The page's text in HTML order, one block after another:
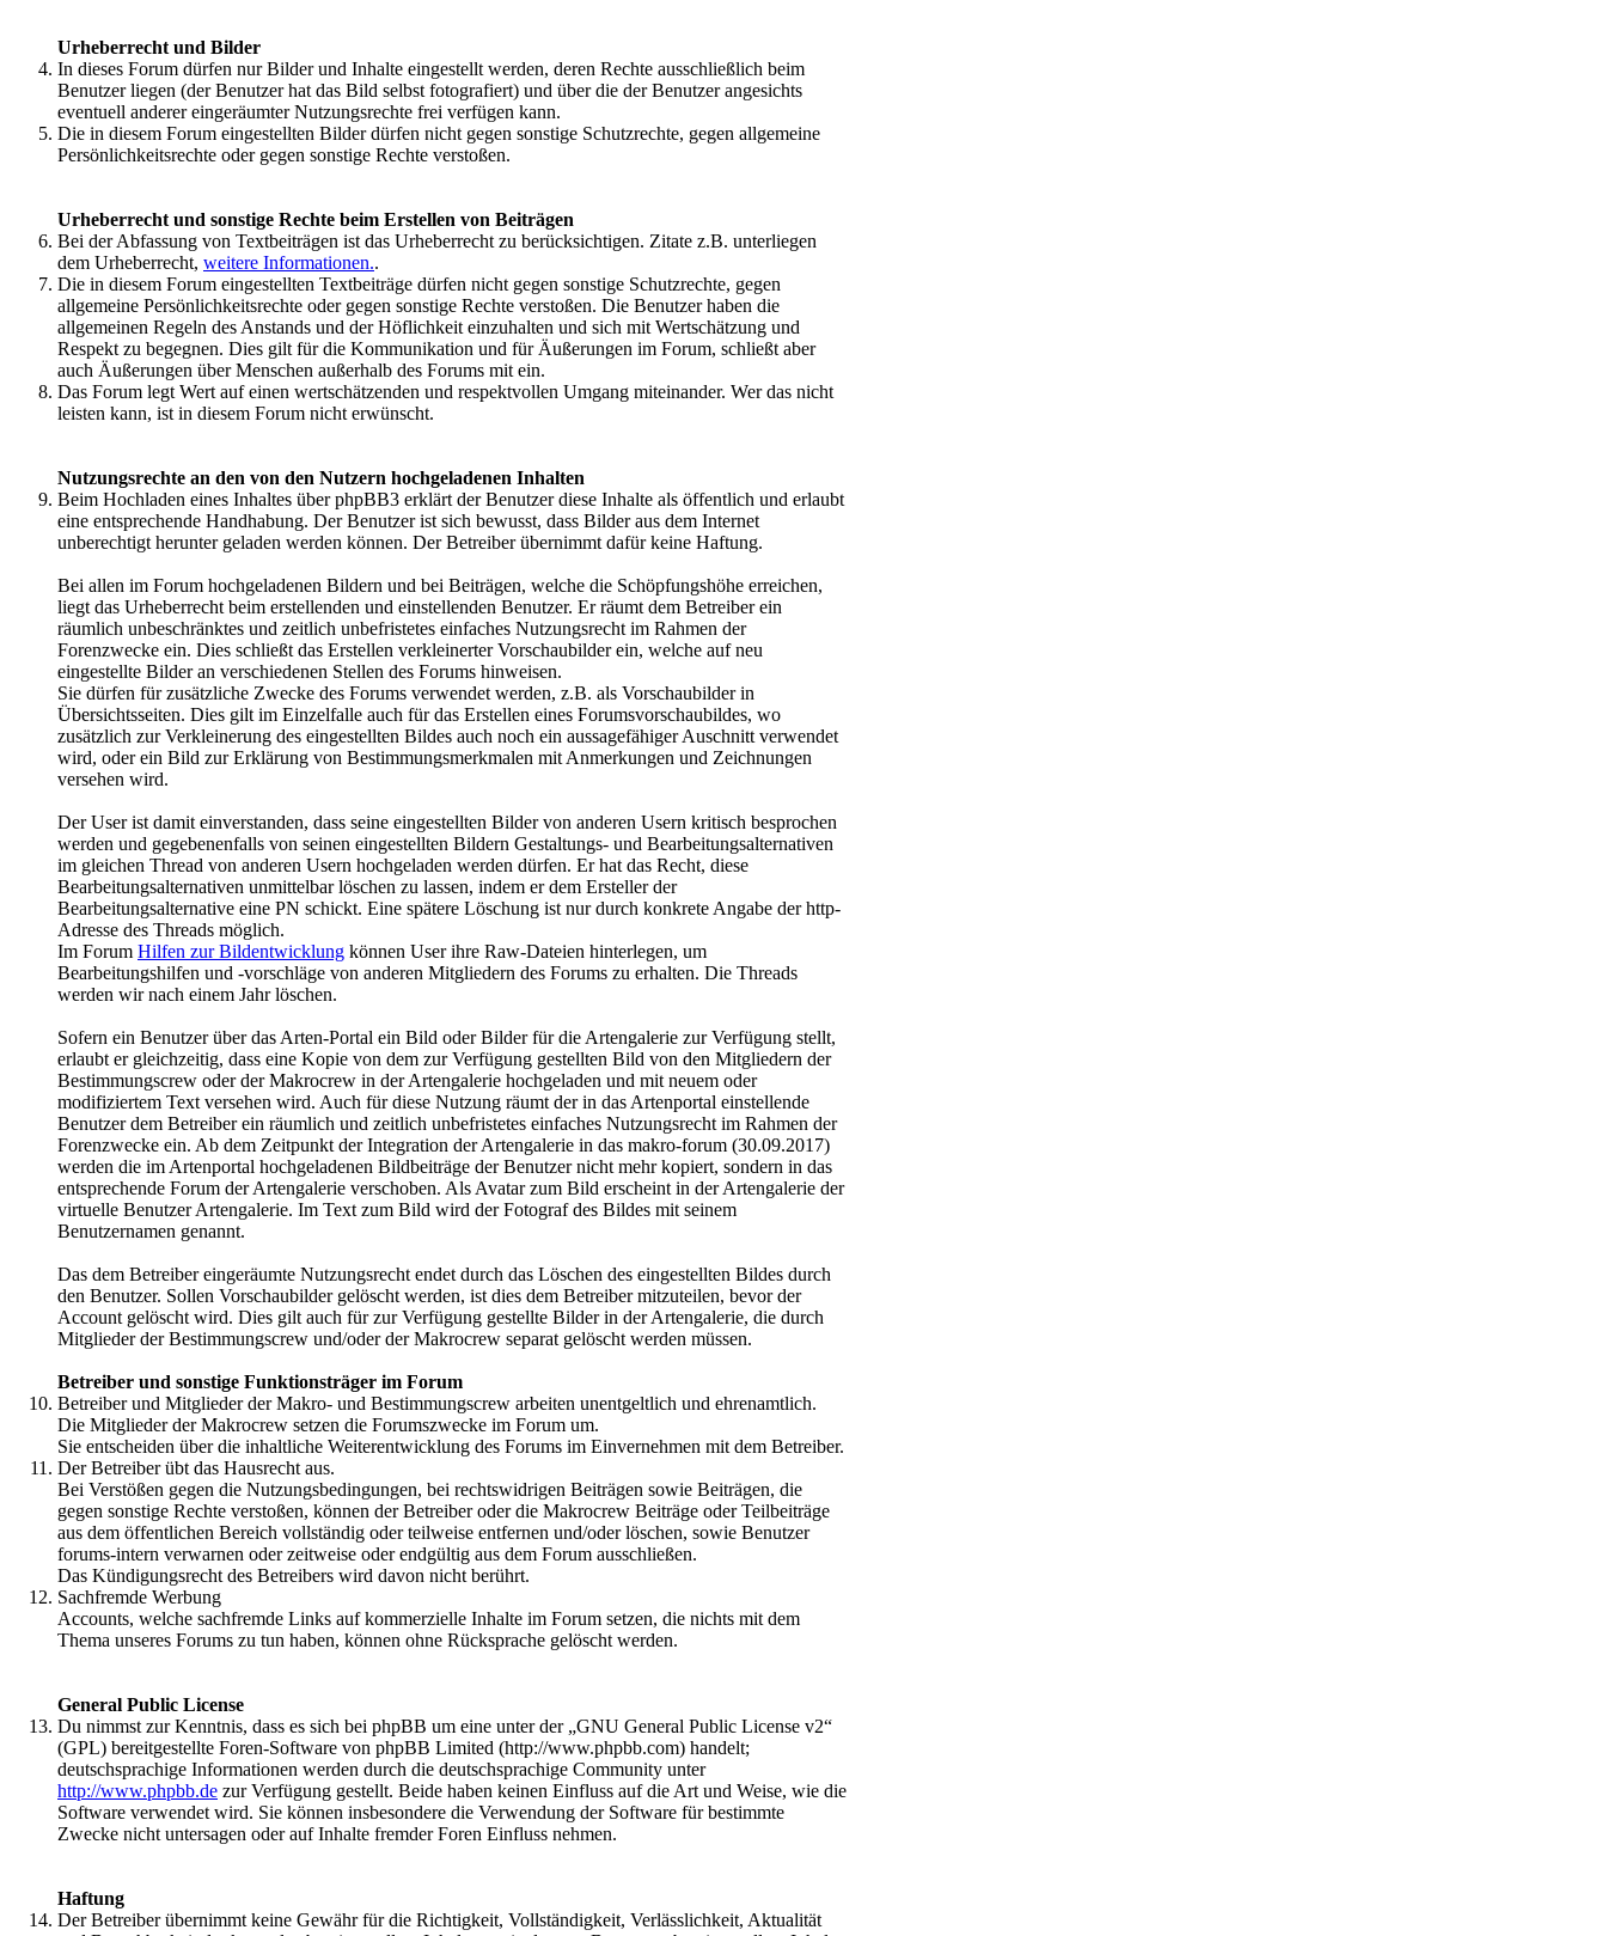
Urheberrecht und Bilder
In dieses Forum dürfen nur Bilder und Inhalte eingestellt werden, deren Rechte ausschließlich beim
Benutzer liegen (der Benutzer hat das Bild selbst fotografiert) und über die der Benutzer angesichts
eventuell anderer eingeräumter Nutzungsrechte frei verfügen kann.
Die in diesem Forum eingestellten Bilder dürfen nicht gegen sonstige Schutzrechte, gegen allgemeine
Persönlichkeitsrechte oder gegen sonstige Rechte verstoßen.
Urheberrecht und sonstige Rechte beim Erstellen von Beiträgen
Bei der Abfassung von Textbeiträgen ist das Urheberrecht zu berücksichtigen. Zitate z.B. unterliegen
dem Urheberrecht, weitere Informationen..
Die in diesem Forum eingestellten Textbeiträge dürfen nicht gegen sonstige Schutzrechte, gegen
allgemeine Persönlichkeitsrechte oder gegen sonstige Rechte verstoßen. Die Benutzer haben die
allgemeinen Regeln des Anstands und der Höflichkeit einzuhalten und sich mit Wertschätzung und
Respekt zu begegnen. Dies gilt für die Kommunikation und für Äußerungen im Forum, schließt aber
auch Äußerungen über Menschen außerhalb des Forums mit ein.
Das Forum legt Wert auf einen wertschätzenden und respektvollen Umgang miteinander. Wer das nicht
leisten kann, ist in diesem Forum nicht erwünscht.
Nutzungsrechte an den von den Nutzern hochgeladenen Inhalten
Beim Hochladen eines Inhaltes über phpBB3 erklärt der Benutzer diese Inhalte als öffentlich und erlaubt
eine entsprechende Handhabung. Der Benutzer ist sich bewusst, dass Bilder aus dem Internet
unberechtigt herunter geladen werden können. Der Betreiber übernimmt dafür keine Haftung.
Bei allen im Forum hochgeladenen Bildern und bei Beiträgen, welche die Schöpfungshöhe erreichen,
liegt das Urheberrecht beim erstellenden und einstellenden Benutzer. Er räumt dem Betreiber ein
räumlich unbeschränktes und zeitlich unbefristetes einfaches Nutzungsrecht im Rahmen der
Forenzwecke ein. Dies schließt das Erstellen verkleinerter Vorschaubilder ein, welche auf neu
eingestellte Bilder an verschiedenen Stellen des Forums hinweisen.
Sie dürfen für zusätzliche Zwecke des Forums verwendet werden, z.B. als Vorschaubilder in
Übersichtsseiten. Dies gilt im Einzelfalle auch für das Erstellen eines Forumsvorschaubildes, wo
zusätzlich zur Verkleinerung des eingestellten Bildes auch noch ein aussagefähiger Auschnitt verwendet
wird, oder ein Bild zur Erklärung von Bestimmungsmerkmalen mit Anmerkungen und Zeichnungen
versehen wird.
Der User ist damit einverstanden, dass seine eingestellten Bilder von anderen Usern kritisch besprochen
werden und gegebenenfalls von seinen eingestellten Bildern Gestaltungs- und Bearbeitungsalternativen
im gleichen Thread von anderen Usern hochgeladen werden dürfen. Er hat das Recht, diese
Bearbeitungsalternativen unmittelbar löschen zu lassen, indem er dem Ersteller der
Bearbeitungsalternative eine PN schickt. Eine spätere Löschung ist nur durch konkrete Angabe der http-
Adresse des Threads möglich.
Im Forum Hilfen zur Bildentwicklung können User ihre Raw-Dateien hinterlegen, um
Bearbeitungshilfen und -vorschläge von anderen Mitgliedern des Forums zu erhalten. Die Threads
werden wir nach einem Jahr löschen.
Sofern ein Benutzer über das Arten-Portal ein Bild oder Bilder für die Artengalerie zur Verfügung stellt,
erlaubt er gleichzeitig, dass eine Kopie von dem zur Verfügung gestellten Bild von den Mitgliedern der
Bestimmungscrew oder der Makrocrew in der Artengalerie hochgeladen und mit neuem oder
modifiziertem Text versehen wird. Auch für diese Nutzung räumt der in das Artenportal einstellende
Benutzer dem Betreiber ein räumlich und zeitlich unbefristetes einfaches Nutzungsrecht im Rahmen der
Forenzwecke ein. Ab dem Zeitpunkt der Integration der Artengalerie in das makro-forum (30.09.2017)
werden die im Artenportal hochgeladenen Bildbeiträge der Benutzer nicht mehr kopiert, sondern in das
entsprechende Forum der Artengalerie verschoben. Als Avatar zum Bild erscheint in der Artengalerie der
virtuelle Benutzer Artengalerie. Im Text zum Bild wird der Fotograf des Bildes mit seinem
Benutzernamen genannt.
Das dem Betreiber eingeräumte Nutzungsrecht endet durch das Löschen des eingestellten Bildes durch
den Benutzer. Sollen Vorschaubilder gelöscht werden, ist dies dem Betreiber mitzuteilen, bevor der
Account gelöscht wird. Dies gilt auch für zur Verfügung gestellte Bilder in der Artengalerie, die durch
Mitglieder der Bestimmungscrew und/oder der Makrocrew separat gelöscht werden müssen.
Betreiber und sonstige Funktionsträger im Forum
Betreiber und Mitglieder der Makro- und Bestimmungscrew arbeiten unentgeltlich und ehrenamtlich.
Die Mitglieder der Makrocrew setzen die Forumszwecke im Forum um.
Sie entscheiden über die inhaltliche Weiterentwicklung des Forums im Einvernehmen mit dem Betreiber.
Der Betreiber übt das Hausrecht aus.
Bei Verstößen gegen die Nutzungsbedingungen, bei rechtswidrigen Beiträgen sowie Beiträgen, die
gegen sonstige Rechte verstoßen, können der Betreiber oder die Makrocrew Beiträge oder Teilbeiträge
aus dem öffentlichen Bereich vollständig oder teilweise entfernen und/oder löschen, sowie Benutzer
forums-intern verwarnen oder zeitweise oder endgültig aus dem Forum ausschließen.
Das Kündigungsrecht des Betreibers wird davon nicht berührt.
Sachfremde Werbung
Accounts, welche sachfremde Links auf kommerzielle Inhalte im Forum setzen, die nichts mit dem
Thema unseres Forums zu tun haben, können ohne Rücksprache gelöscht werden.
General Public License
Du nimmst zur Kenntnis, dass es sich bei phpBB um eine unter der „GNU General Public License v2“
(GPL) bereitgestellte Foren-Software von phpBB Limited (http://www.phpbb.com) handelt;
deutschsprachige Informationen werden durch die deutschsprachige Community unter
http://www.phpbb.de zur Verfügung gestellt. Beide haben keinen Einfluss auf die Art und Weise, wie die
Software verwendet wird. Sie können insbesondere die Verwendung der Software für bestimmte
Zwecke nicht untersagen oder auf Inhalte fremder Foren Einfluss nehmen.
Haftung
Der Betreiber übernimmt keine Gewähr für die Richtigkeit, Vollständigkeit, Verlässlichkeit, Aktualität